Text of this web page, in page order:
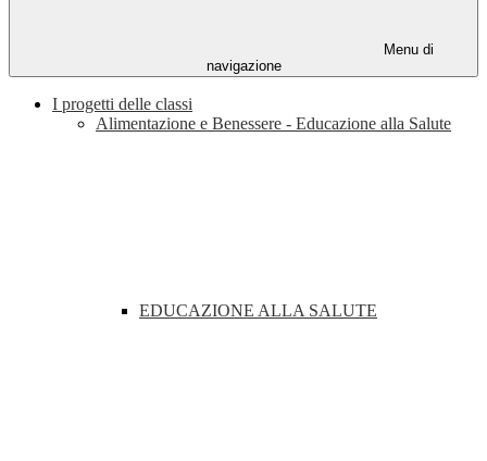
Menu di
navigazione
I progetti delle classi
Alimentazione e Benessere - Educazione alla Salute
EDUCAZIONE ALLA SALUTE